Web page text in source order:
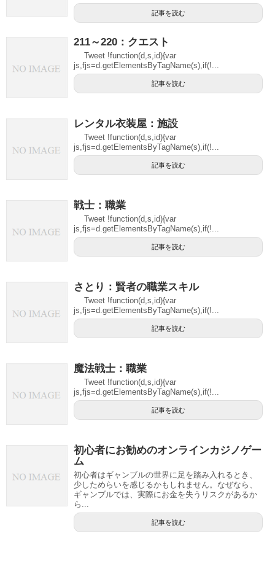
記事を読む
211～220：クエスト
Tweet !function(d,s,id){var
js,fjs=d.getElementsByTagName(s),if(!...
記事を読む
レンタル衣装屋：施設
Tweet !function(d,s,id){var
js,fjs=d.getElementsByTagName(s),if(!...
記事を読む
戦士：職業
Tweet !function(d,s,id){var
js,fjs=d.getElementsByTagName(s),if(!...
記事を読む
さとり：賢者の職業スキル
Tweet !function(d,s,id){var
js,fjs=d.getElementsByTagName(s),if(!...
記事を読む
魔法戦士：職業
Tweet !function(d,s,id){var
js,fjs=d.getElementsByTagName(s),if(!...
記事を読む
初心者にお勧めのオンラインカジノゲー
ム
初心者はギャンブルの世界に足を踏み入れるとき、
少しためらいを感じるかもしれません。なぜなら、
ギャンブルでは、実際にお金を失うリスクがあるか
ら...
記事を読む